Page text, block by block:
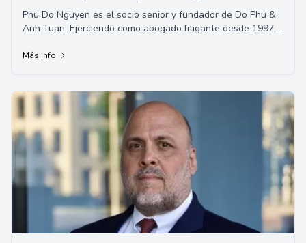
Phu Do Nguyen es el socio senior y fundador de Do Phu &
Anh Tuan. Ejerciendo como abogado litigante desde 1997,
Más info